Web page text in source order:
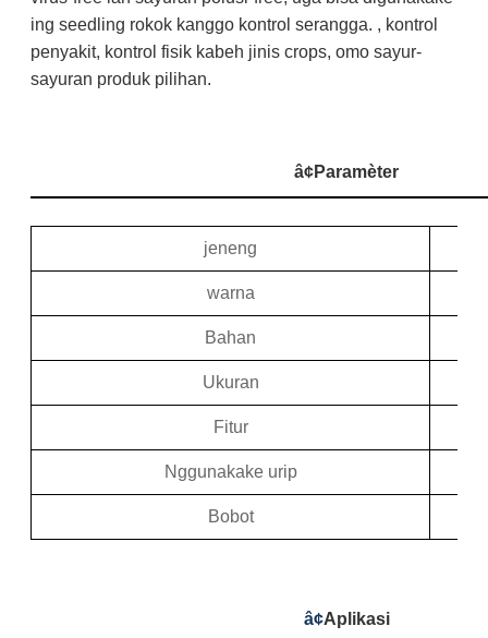
ing seedling rokok kanggo kontrol serangga. , kontrol
penyakit, kontrol fisik kabeh jinis crops, omo sayur-
sayuran produk pilihan.
â¢Paramèter
jeneng
warna
Bahan
Ukuran
Fitur
Nggunakake urip
Bobot
â¢Aplikasi